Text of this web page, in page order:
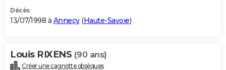
Décès
13/07/1998 à Annecy(Haute-Savoie)
Louis RIXENS (90 ans)
Créer une cagnotte obsèques